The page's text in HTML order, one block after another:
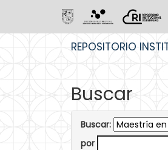
REPOSITORIO
Buscar
Buscar:
por